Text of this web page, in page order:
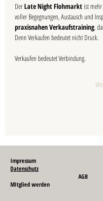
Der Late Night Flohmarkt ist
voller Begegnungen, Austausch und
praxisnahen Verkaufstraining,
Denn Verkaufen bedeutet nicht Druck.
Verkaufen bedeutet Verbindung.
MItglied werden
Impressum
Datenschutz
AGB